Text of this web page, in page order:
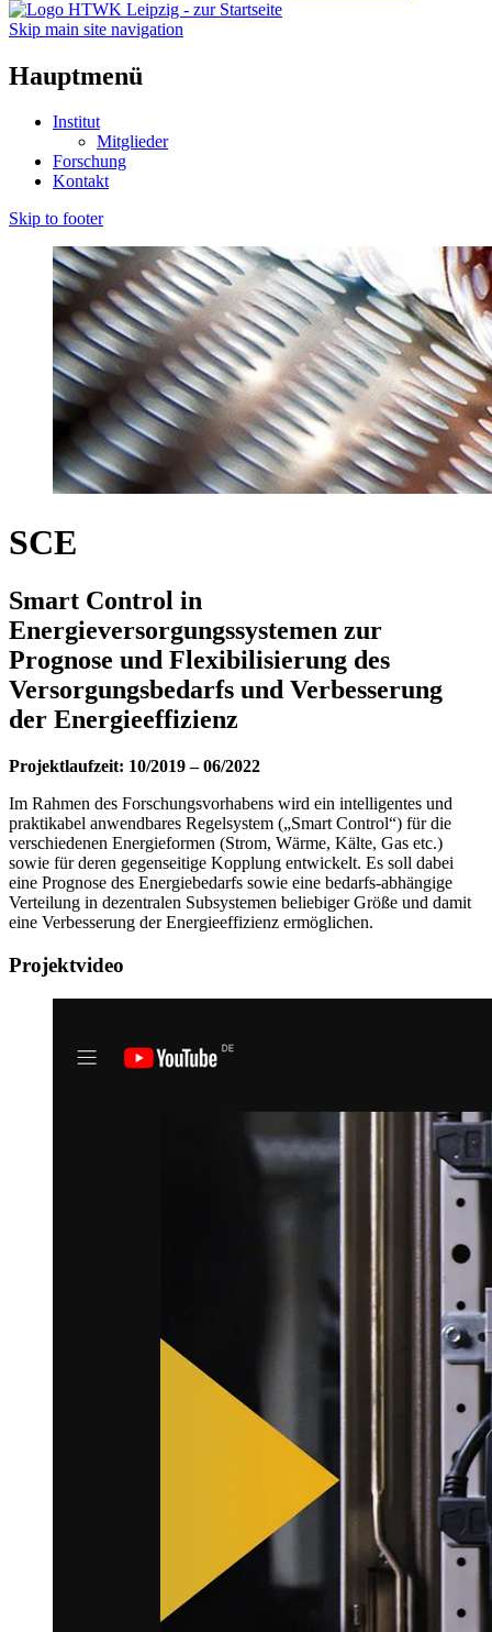
Skip main site navigation
Hauptmenü
Institut
Mitglieder
Forschung
Kontakt
Skip to footer
SCE
Smart Control in
Energieversorgungssystemen zur
Prognose und Flexibilisierung des
Versorgungsbedarfs und Verbesserung
der Energieeffizienz
Projektlaufzeit: 10/2019 – 06/2022
Im Rahmen des Forschungsvorhabens wird ein intelligentes und
praktikabel anwendbares Regelsystem („Smart Control“) für die
verschiedenen Energieformen (Strom, Wärme, Kälte, Gas etc.)
sowie für deren gegenseitige Kopplung entwickelt. Es soll dabei
eine Prognose des Energiebedarfs sowie eine bedarfs-abhängige
Verteilung in dezentralen Subsystemen beliebiger Größe und damit
eine Verbesserung der Energieeffizienz ermöglichen.
Projektvideo